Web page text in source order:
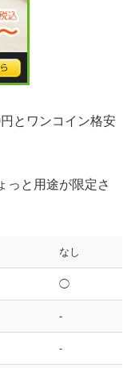
とワンコイン格安
っと用途が限定さ
なし
◯
-
-